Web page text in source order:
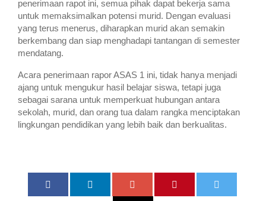
penerimaan rapot ini, semua pihak dapat bekerja sama
untuk memaksimalkan potensi murid. Dengan evaluasi
yang terus menerus, diharapkan murid akan semakin
berkembang dan siap menghadapi tantangan di semester
mendatang.
Acara penerimaan rapor ASAS 1 ini, tidak hanya menjadi
ajang untuk mengukur hasil belajar siswa, tetapi juga
sebagai sarana untuk memperkuat hubungan antara
sekolah, murid, dan orang tua dalam rangka menciptakan
lingkungan pendidikan yang lebih baik dan berkualitas.